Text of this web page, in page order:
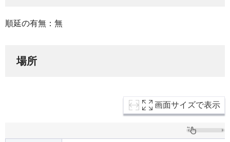
順延の有無：無
場所
画面サイズで表示